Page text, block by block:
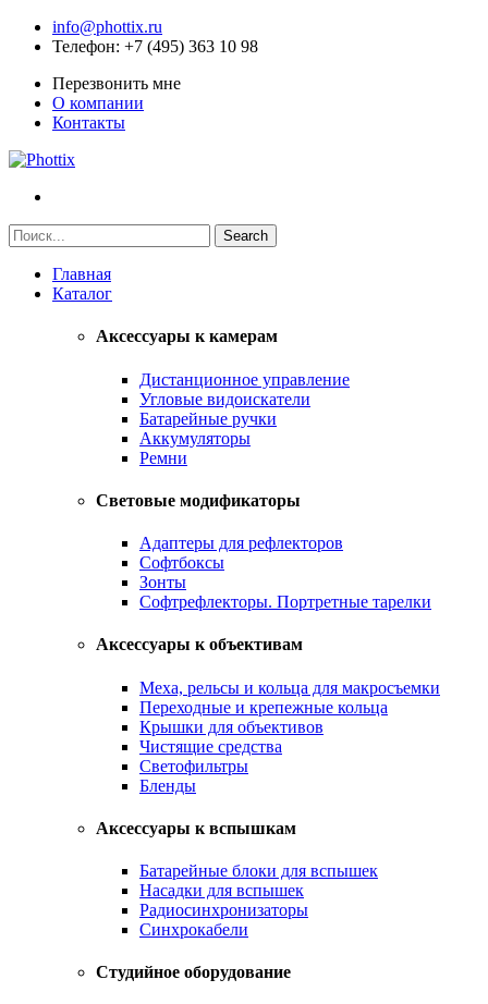
info@phottix.ru
Телефон: +7 (495) 363 10 98
Перезвонить мне
О компании
Контакты
Главная
Каталог
Аксессуары к камерам
Дистанционное управление
Угловые видоискатели
Батарейные ручки
Аккумуляторы
Ремни
Световые модификаторы
Адаптеры для рефлекторов
Софтбоксы
Зонты
Софтрефлекторы. Портретные тарелки
Аксессуары к объективам
Меха, рельсы и кольца для макросъемки
Переходные и крепежные кольца
Крышки для объективов
Чистящие средства
Светофильтры
Бленды
Аксессуары к вспышкам
Батарейные блоки для вспышек
Насадки для вспышек
Радиосинхронизаторы
Синхрокабели
Студийное оборудование